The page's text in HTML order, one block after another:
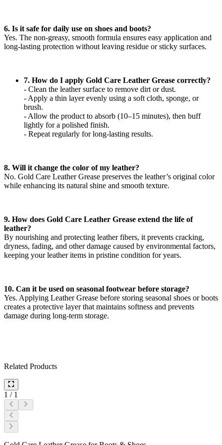
6. Is it safe for daily use on shoes and boots?
Yes. The non-greasy, smooth formula ensures easy application and
long-lasting protection without leaving residue or sticky surfaces.
7. How do I apply Gold Care Leather Grease correctly?
- Clean the leather surface to remove dirt or dust.
- Apply a thin layer evenly using a soft cloth, sponge, or
brush.
- Allow the product to absorb (10–15 minutes), then buff
lightly for a polished finish.
- Repeat regularly for long-lasting results.
8. Will it change the color of my leather?
No. Gold Care Leather Grease preserves the leather’s original color
while enhancing its natural shine and smooth texture.
9. How does Gold Care Leather Grease extend the life of
leather?
By nourishing and protecting leather fibers, it prevents cracking,
dryness, fading, and other damage caused by environmental factors,
keeping your leather items in pristine condition for years.
10. Can it be used on seasonal footwear before storage?
Yes. Applying Leather Grease before storing seasonal shoes or boots
creates a protective layer that maintains softness and prevents
damage during long-term storage.
Related Products
1 / 1